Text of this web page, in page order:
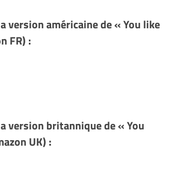
version américaine de « You like
FR) :
version britannique de « You
UK) :